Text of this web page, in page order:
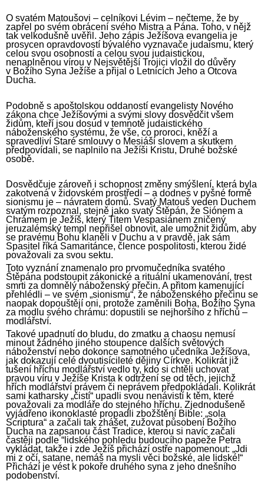
O svatém Matoušovi – celníkovi Lévim – nečteme, že by
zapřel po svém obrácení svého Mistra a Pána. Toho, v nějž
tak velkodušně uvěřil. Jeho zápis Ježíšova evangelia je
prosycen opravdovostí bývalého vyznavače judaismu, který
celou svou osobností a celou svou judaistickou,
nenaplněnou vírou v Nejsvětější Trojici vložil do důvěry
v Božího Syna Ježíše a přijal o Letnicích Jeho a Otcova
Ducha.
Podobně s apoštolskou oddaností evangelisty Nového
zákona chce Ježíšovými a svými slovy dosvědčit všem
židům, kteří jsou dosud v temnotě judaistického
náboženského systému, že vše, co proroci, kněží a
spravedliví Staré smlouvy o Mesiáši slovem a skutkem
předpovídali, se naplnilo na Ježíši Kristu, Druhé božské
osobě.
Dosvědčuje zároveň i schopnost změny smýšlení, která byla
zakotvená v židovském prostředí – a dodnes v pyšné formě
sionismu je – návratem domů. Svatý Matouš veden Duchem
svatým rozpoznal, stejně jako svatý Štěpán, že Siónem a
Chrámem je Ježíš, který Titem Vespasiánem zničený
jeruzalémský templ nepřišel obnovit, ale umožnit židům, aby
se pravému Bohu klaněli v Duchu a v pravdě, jak sám
Spasitel říká Samaritánce, člence pospolitosti, kterou židé
považovali za svou sektu.
Toto vyznání znamenalo pro prvomučedníka svatého
Štěpána podstoupit zákonické a rituální ukamenování, trest
smrti za domnělý náboženský přečin. A přitom kamenující
přehlédli – ve svém „sionismu“, že náboženského přečinu se
naopak dopouštějí oni, protože zaměnili Boha, Božího Syna
za modlu svého chrámu: dopustili se nejhoršího z hříchů –
modlářství.
Takové upadnutí do bludu, do zmatku a chaosu nemusí
minout žádného jiného stoupence dalších světových
náboženství nebo dokonce samotného učedníka Ježíšova,
jak dokazují celé dvoutisícileté dějiny Církve. Kolikrát již
tušení hříchu modlářství vedlo ty, kdo si chtěli uchovat
pravou víru v Ježíše Krista k odtržení se od těch, jejichž
hřích modlářství právem či neprávem předpokládali. Kolikrát
sami katharsky „čistí“ upadli svou nenávistí k těm, které
považovali za modláře do stejného hříchu. Zjednodušeně
vyjádřeno ikonoklasté propadli zbožštění Bible: „sola
Scriptura“ a začali tak zhášet, zužovat působení Božího
Ducha na zapsanou část Tradice, kterou si navíc začali
častěji podle “lidského pohledu budoucího papeže Petra
vykládat, takže i zde Ježíš přichází ostře napomenout: „Jdi
mi z očí, satane, nemáš na mysli věci božské, ale lidské!“
Přichází je vést k pokoře druhého syna z jeho dnešního
podobenství.